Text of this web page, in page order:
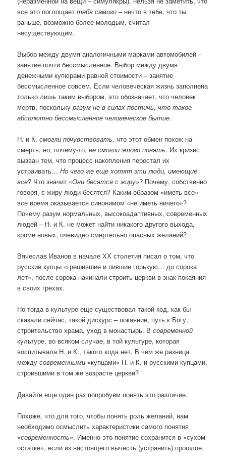
все это поглощаеттебя самого – нечто в тебе, что ты
раньше, возможно более молодым, считал
несуществующим.
Выбор между двумя аналогичными марками автомобилей –
занятие почти бессмысленное. Выбор между двумя
денежными купюрами равной стоимости – занятие
бессмысленное совсем. Если человеческая жизнь заполнена
только лишь таким выбором, это обозначает, что человек
мертв, посколькуразум не в силах постичь, что такое
абсолютно бессмысленное человеческое бытие.
Н. и К.смогли почувствовать, что этот обмен похож на
смерть, но, почему-то,не смогли этого понять. Их кризис
вызван тем, что процесс накопления перестал их
устраивать…Но чего же еще хотят эти люди, имеющие
все? Что значит «Они бесятся с жиру»? Почему, собственно
говоря, с жиру люди бесятся? Каким образом «иметь все»
все время оказывается синонимом «не иметь ничего»?
Почему разум нормальных, высокоадаптивных, современных
людей – Н. и К. не может найти никакого другого выхода,
кроме новых, очевидно смертельно опасных желаний?
Вячеслав Иванов в начале ХХ столетия писал о том, что
русские купцы «грешившие и пившие горькую… до сорока
лет», после сорока начинали строить церкви в знак покаяния
в своих грехах.
Но тогда в культуре еще существовал такой код, как бы
сказали сейчас, такой дискурс – покаяние, путь к Богу,
строительство храма, уход в монастырь. Всовременной
культуре, во всяком случае, в той культуре, которая
воспитывала Н. и К., такого кода нет. В чем же разница
междусовременными «купцами» Н. и К. и русскими купцами,
строившими в том же возрасте церкви?
Давайте еще один раз попробуем понять это различие.
Похоже, что для того, чтобы понять роль желаний, нам
необходимо осмыслить характеристики самого понятия
«современность». Именно это понятие сохранится в «сухом
остатке», если из настоящего вычесть (устранить) прошлое.